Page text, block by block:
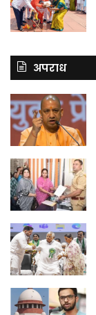
अपराध